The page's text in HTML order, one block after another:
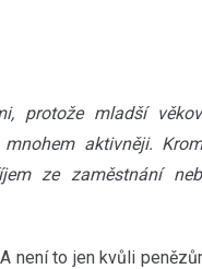
protože mladší
aktivněji.
ze zaměstnání
není to jen kvůli